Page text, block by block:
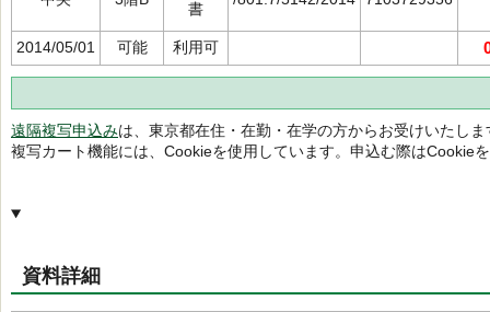
書
2014/05/01 可能 利用可
遠隔複写申込みは、東京都在住・在勤・在学の方からお受けいたしま
複写カート機能には、Cookieを使用しています。申込む際はCookie
資料詳細